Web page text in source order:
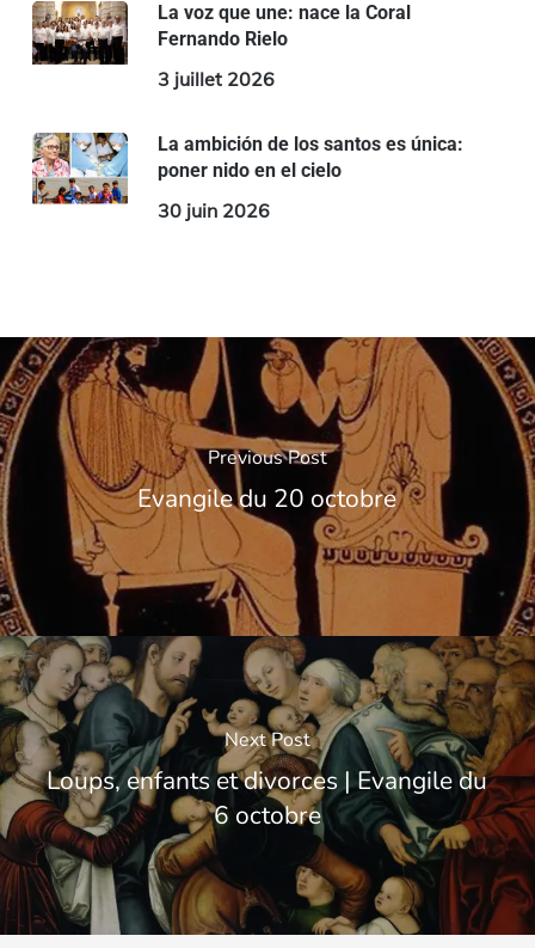
La voz que une: nace la Coral
Fernando Rielo
3 juillet 2026
La ambición de los santos es única:
poner nido en el cielo
30 juin 2026
Previous Post
Evangile du 20 octobre
Next Post
Loups, enfants et divorces | Evangile du
6 octobre